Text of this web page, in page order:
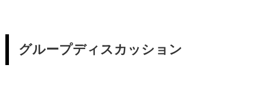
グループディスカッション